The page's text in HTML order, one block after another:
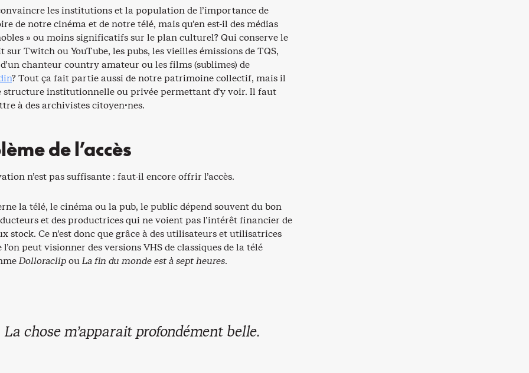
les institutions et la population de l’importance de
de notre cinéma et de notre télé, mais qu’en est-il des médias
» ou moins significatifs sur le plan culturel? Qui conserve le
Twitch ou YouTube, les pubs, les vieilles émissions de TQS,
chanteur country amateur ou les films (sublimes) de
? Tout ça fait partie aussi de notre patrimoine collectif, mais il
structure institutionnelle ou privée permettant d’y voir. Il faut
à des archivistes citoyen·nes.
de l’accès
n’est pas suffisante : faut-il encore offrir l’accès.
la télé, le cinéma ou la pub, le public dépend souvent du bon
et des productrices qui ne voient pas l’intérêt financier de
stock. Ce n’est donc que grâce à des utilisateurs et utilisatrices
l’on peut visionner des versions VHS de classiques de la télé
DolloraclipouLa fin du monde est à sept heures.
La chose m’apparait profondément belle.